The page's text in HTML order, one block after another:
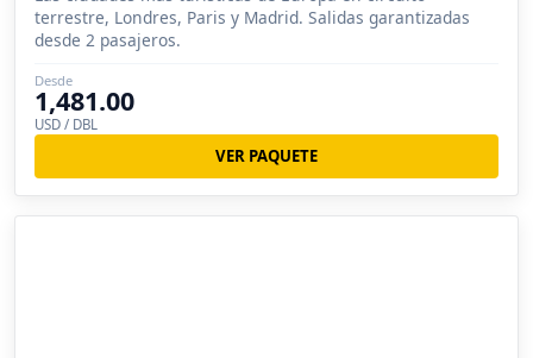
terrestre, Londres, Paris y Madrid. Salidas garantizadas
desde 2 pasajeros.
Desde
1,481.00
USD / DBL
VER PAQUETE